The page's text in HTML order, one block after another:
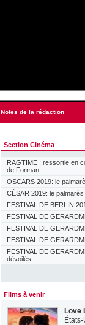
Notes de la rédaction
Section Cinéma
RAGTIME : ressortie en
de Forman
OSCARS 2019: le
CÉSAR 2019: le palmarès
FESTIVAL DE BERLIN
FESTIVAL DE
FESTIVAL DE
FESTIVAL DE
FESTIVAL DE
dévoilés
Films à venir
Love